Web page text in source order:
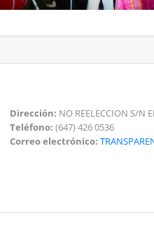
Dirección: NO REELECCION S/N
Teléfono: (647) 426 0536
Correo electrónico: